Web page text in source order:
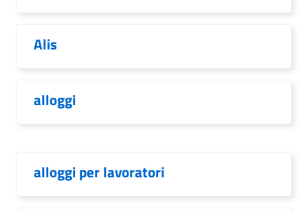
Alis
alloggi
alloggi per lavoratori